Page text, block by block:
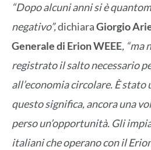
“Dopo alcuni anni si è
negativo”,dichiaraGiorgio
Generale di Erion WEEE, “ma
registrato il salto necessario
all’economia circolare. È stato
questo significa, ancora una
perso un’opportunità. Gli
italiani che operano con il